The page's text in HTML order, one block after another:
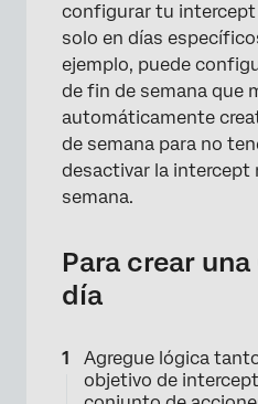
configurar tu intercept
solo en días
ejemplo, puede
de fin de semana que
automáticamente
de semana para no
desactivar la intercept
semana.
Para crear
día
Agregue lógica
objetivo de